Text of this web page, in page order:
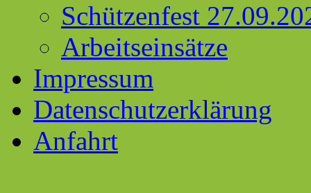
Schützenfest
Arbeitseinsätze
Impressum
Datenschutzerklärung
Anfahrt